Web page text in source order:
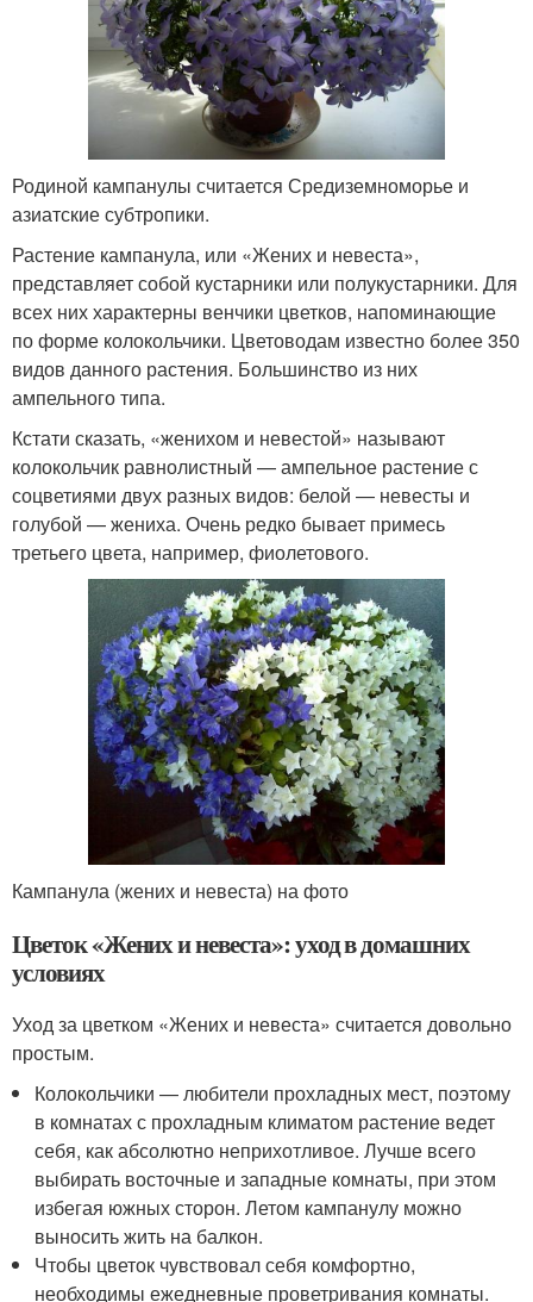
Родиной кампанулы считается Средиземноморье и
азиатские субтропики.
Растение кампанула, или «Жених и невеста»,
представляет собой кустарники или полукустарники. Для
всех них характерны венчики цветков, напоминающие
по форме колокольчики. Цветоводам известно более 350
видов данного растения. Большинство из них
ампельного типа.
Кстати сказать, «женихом и невестой» называют
колокольчик равнолистный — ампельное растение с
соцветиями двух разных видов: белой — невесты и
голубой — жениха. Очень редко бывает примесь
третьего цвета, например, фиолетового.
Кампанула (жених и невеста) на фото
Цветок «Жених и невеста»: уход в домашних
условиях
Уход за цветком «Жених и невеста» считается довольно
простым.
Колокольчики — любители прохладных мест, поэтому
в комнатах с прохладным климатом растение ведет
себя, как абсолютно неприхотливое. Лучше всего
выбирать восточные и западные комнаты, при этом
избегая южных сторон. Летом кампанулу можно
выносить жить на балкон.
Чтобы цветок чувствовал себя комфортно,
необходимы ежедневные проветривания комнаты.